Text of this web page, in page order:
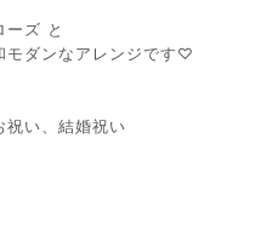
ーズ と
モダンなアレンジです♡
祝い、結婚祝い